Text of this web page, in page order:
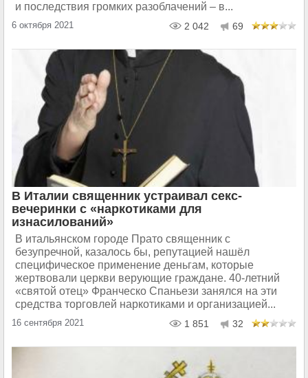
и последствия громких разоблачений – в...
6 октября 2021 2 042 69
В Италии священник устраивал секс-
вечеринки с «наркотиками для
изнасилований»
В итальянском городе Прато священник с
безупречной, казалось бы, репутацией нашёл
специфическое применение деньгам, которые
жертвовали церкви верующие граждане. 40-летний
«святой отец» Франческо Спаньези занялся на эти
средства торговлей наркотиками и организацией...
16 сентября 2021 1 851 32